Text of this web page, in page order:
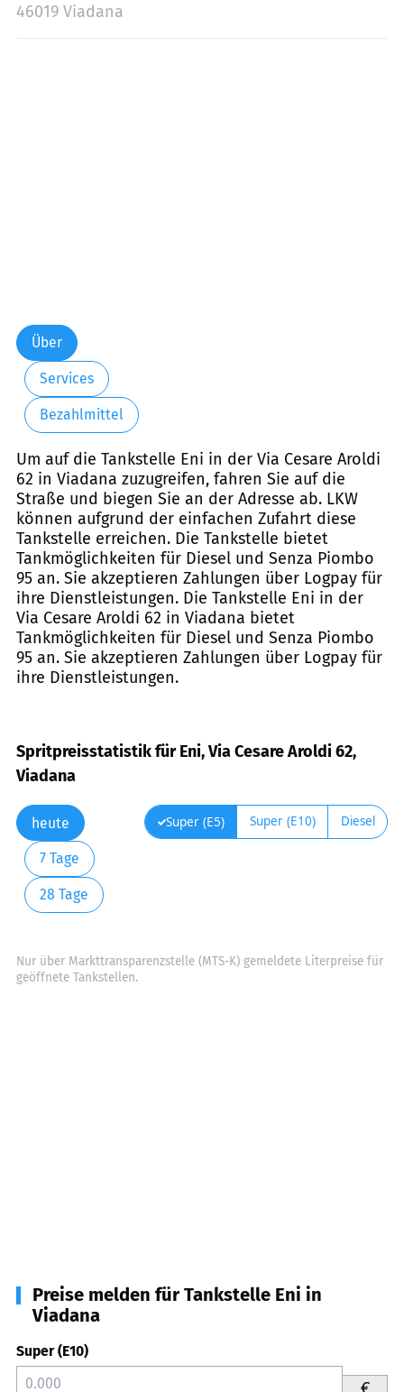
46019 Viadana
Über
Services
Bezahlmittel
Um auf die Tankstelle Eni in der Via Cesare Aroldi
62 in Viadana zuzugreifen, fahren Sie auf die
Straße und biegen Sie an der Adresse ab. LKW
können aufgrund der einfachen Zufahrt diese
Tankstelle erreichen. Die Tankstelle bietet
Tankmöglichkeiten für Diesel und Senza Piombo
95 an. Sie akzeptieren Zahlungen über Logpay für
ihre Dienstleistungen. Die Tankstelle Eni in der
Via Cesare Aroldi 62 in Viadana bietet
Tankmöglichkeiten für Diesel und Senza Piombo
95 an. Sie akzeptieren Zahlungen über Logpay für
ihre Dienstleistungen.
Spritpreisstatistik für Eni, Via Cesare Aroldi 62,
Viadana
heute
7 Tage
28 Tage
Super (E5) Super (E10) Diesel
Nur über Markttransparenzstelle (MTS-K) gemeldete Literpreise für
geöffnete Tankstellen.
Preise melden für Tankstelle Eni in
Viadana
Super (E10)
€